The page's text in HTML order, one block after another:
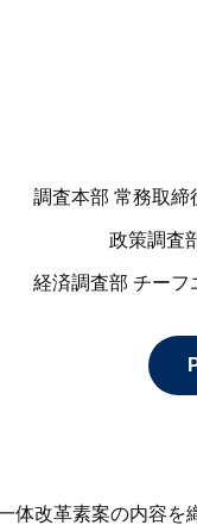
調査本部 常務取
政策調査
経済調査部 チーフ
体改革素案の内容を